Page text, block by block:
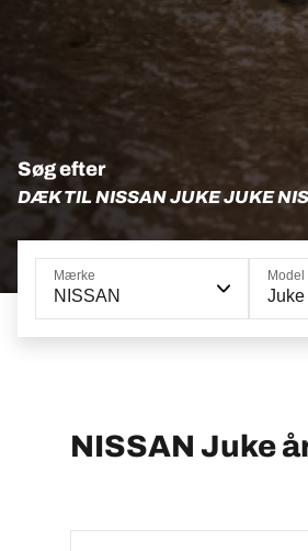
Søg efter
DÆK TIL NISSAN JUKE JUKE
Mærke
NISSAN
Model
Juke
NISSAN Juke